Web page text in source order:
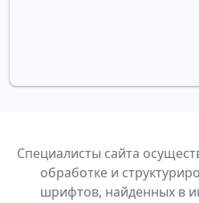
Специалисты сайта
обработке и
шрифтов, найденных в